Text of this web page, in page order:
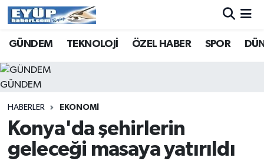
GÜNDEM TEKNOLOJİ ÖZEL HABER SPOR
GÜNDEM
HABERLER EKONOMİ
Konya'da şehirlerin
geleceği masaya yatırıldı